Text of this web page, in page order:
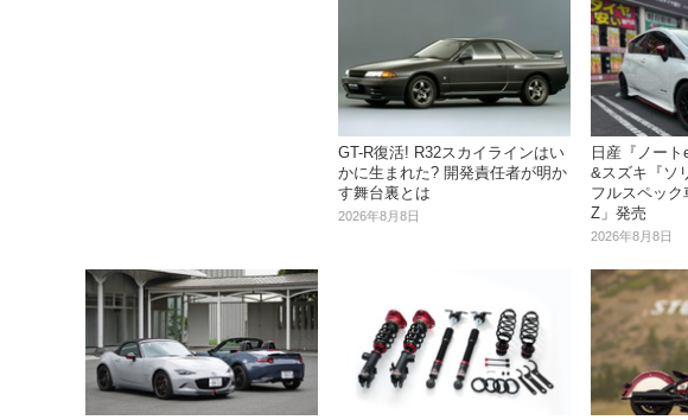
GT-R復活! R32スカイラインはい
かに生まれた? 開発責任者が明か
す舞台裏とは
2026年8月8日
日産『ノート
&スズキ『ソ
フルスペッ
Z」発売
2026年8月8日